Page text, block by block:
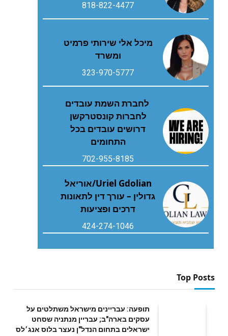
818-822-4477
מיכל אלי שירותי פרמיט
ומשרד
323-970-5777
לחברת השמת עובדים
לחברות קונסטרקשן
דרושים עובדים בכל
התחומים
702-955-8185
Uriel Gdolian/אוריאל
גדולין – עורך דין לתאונות
דרכים ופציעות
424-274-1046
Top Posts
תופעה: עבריינים מישראל משתלטים על
עסקים בארה"ב; עבריין מנתניה שסחט
ישראלים בתחום הנדל"ן נעצר בלוס אנג׳לס